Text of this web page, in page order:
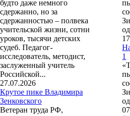
будто даже немного
сдержанно, но за
сдержанностью – полвека
учительской жизни, сотни
уроков, тысячи детских
судеб. Педагог-
исследователь, методист,
заслуженный учитель
Российской...
27.07.2026
Крутое пике Владимира
Зенковского
Ветеран труда РФ,
1